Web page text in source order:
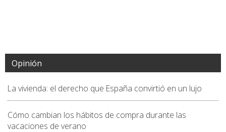
Opinión
La vivienda: el derecho que España convirtió en un lujo
Cómo cambian los hábitos de compra durante las
vacaciones de verano